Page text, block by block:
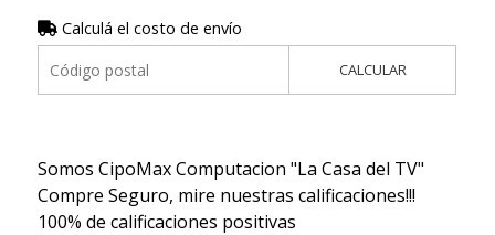
Calculá el costo de envío
CALCULAR
Somos CipoMax Computacion "La Casa del TV"
Compre Seguro, mire nuestras calificaciones!!!
100% de calificaciones positivas